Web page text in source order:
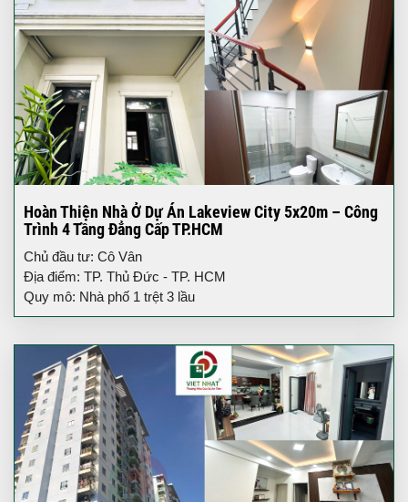
Hoàn Thiện Nhà Ở Dự Án Lakeview City 5x20m – Công
Trình 4 Tầng Đẳng Cấp TP.HCM
Chủ đầu tư: Cô Vân
Địa điểm: TP. Thủ Đức - TP. HCM
Quy mô: Nhà phố 1 trệt 3 lầu